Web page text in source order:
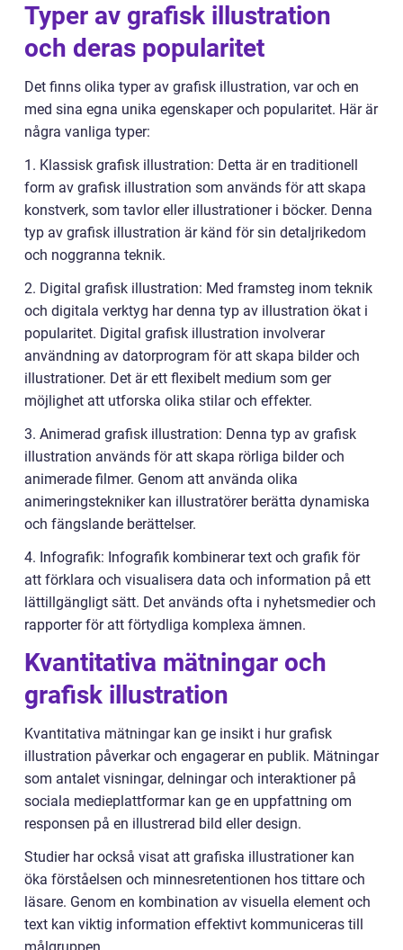
Typer av grafisk illustration
och deras popularitet
Det finns olika typer av grafisk illustration, var och en
med sina egna unika egenskaper och popularitet. Här är
några vanliga typer:
1. Klassisk grafisk illustration: Detta är en traditionell
form av grafisk illustration som används för att skapa
konstverk, som tavlor eller illustrationer i böcker. Denna
typ av grafisk illustration är känd för sin detaljrikedom
och noggranna teknik.
2. Digital grafisk illustration: Med framsteg inom teknik
och digitala verktyg har denna typ av illustration ökat i
popularitet. Digital grafisk illustration involverar
användning av datorprogram för att skapa bilder och
illustrationer. Det är ett flexibelt medium som ger
möjlighet att utforska olika stilar och effekter.
3. Animerad grafisk illustration: Denna typ av grafisk
illustration används för att skapa rörliga bilder och
animerade filmer. Genom att använda olika
animeringstekniker kan illustratörer berätta dynamiska
och fängslande berättelser.
4. Infografik: Infografik kombinerar text och grafik för
att förklara och visualisera data och information på ett
lättillgängligt sätt. Det används ofta i nyhetsmedier och
rapporter för att förtydliga komplexa ämnen.
Kvantitativa mätningar och
grafisk illustration
Kvantitativa mätningar kan ge insikt i hur grafisk
illustration påverkar och engagerar en publik. Mätningar
som antalet visningar, delningar och interaktioner på
sociala medieplattformar kan ge en uppfattning om
responsen på en illustrerad bild eller design.
Studier har också visat att grafiska illustrationer kan
öka förståelsen och minnesretentionen hos tittare och
läsare. Genom en kombination av visuella element och
text kan viktig information effektivt kommuniceras till